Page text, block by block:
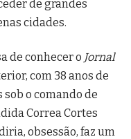
de grandes
cidades.
de conhecer o Jornal
com 38 anos de
o comando de
Correa Cortes
obsessão, faz um